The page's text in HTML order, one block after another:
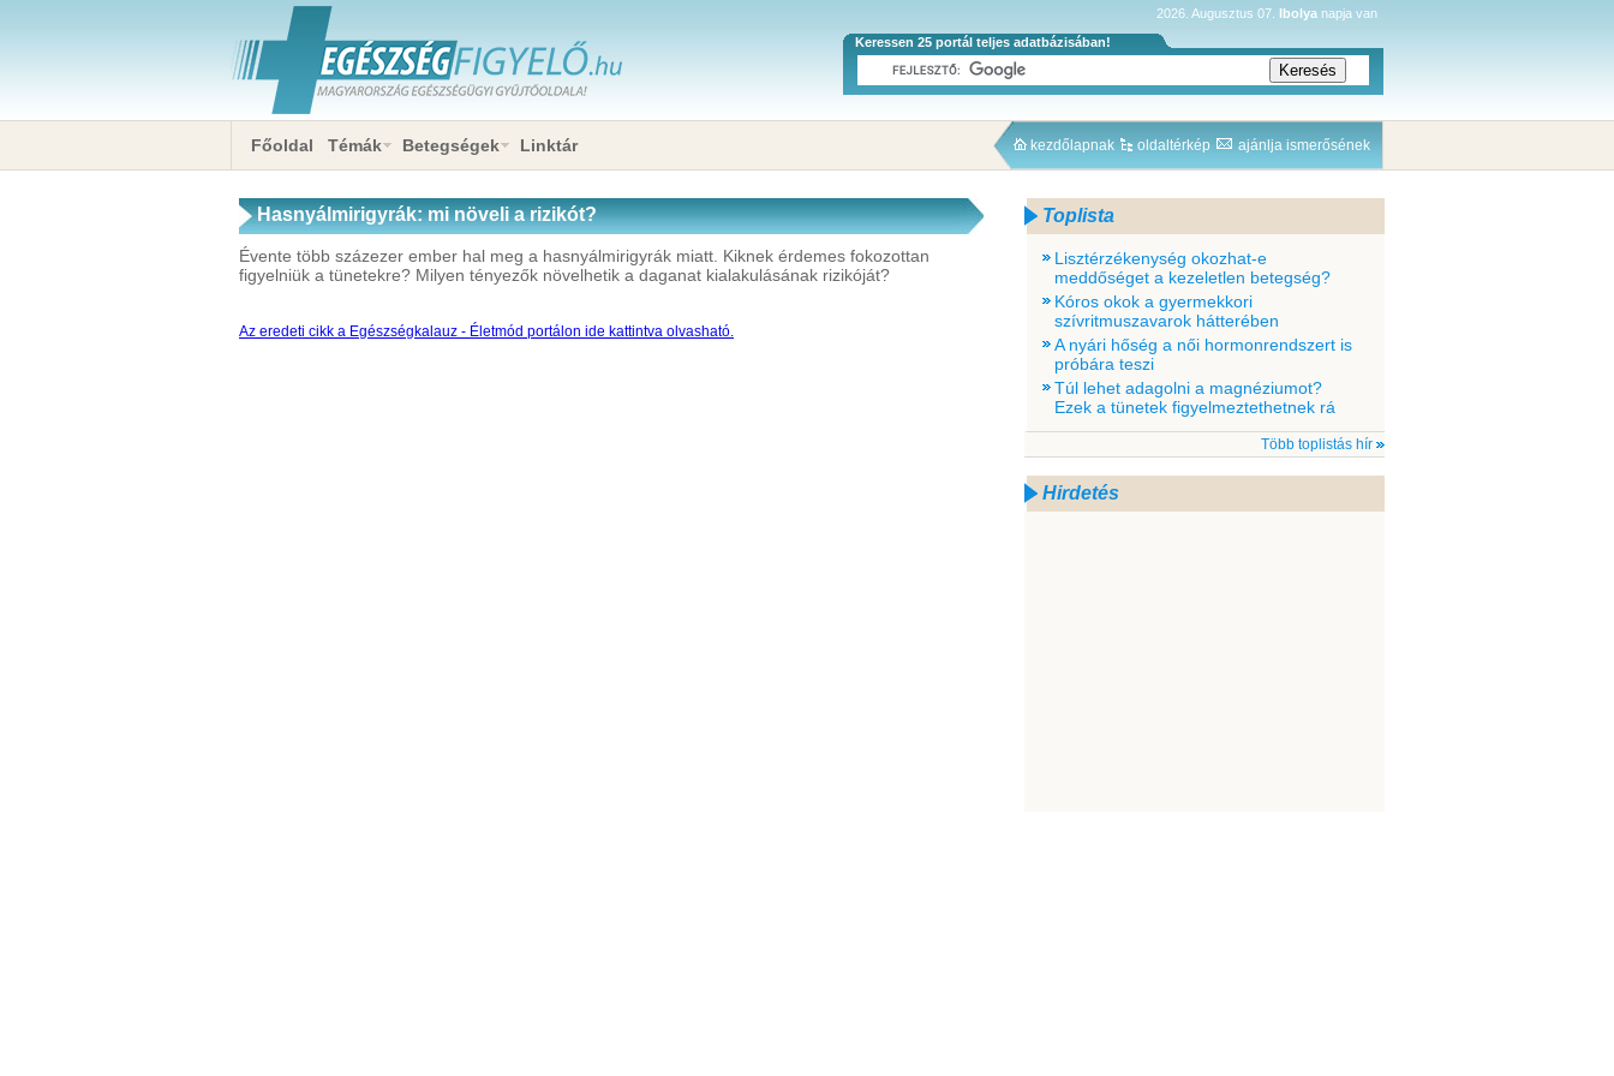
2026. Augusztus 07. Ibolya napja van
Keressen 25 portál teljes adatbázisában!
Főoldal Témák Betegségek Linktár kezdőlapnak oldaltérkép ajánlja ismerősének
Hasnyálmirigyrák: mi növeli a rizikót?
Évente több százezer ember hal meg a hasnyálmirigyrák miatt. Kiknek érdemes fokozottan
figyelniük a tünetekre? Milyen tényezők növelhetik a daganat kialakulásának rizikóját?
Az eredeti cikk a Egészségkalauz - Életmód portálon ide kattintva olvasható.
Toplista
Lisztérzékenység okozhat-e
meddőséget a kezeletlen betegség?
Kóros okok a gyermekkori
szívritmuszavarok hátterében
A nyári hőség a női hormonrendszert is
próbára teszi
Túl lehet adagolni a magnéziumot?
Ezek a tünetek figyelmeztethetnek rá
Több toplistás hír
Hirdetés